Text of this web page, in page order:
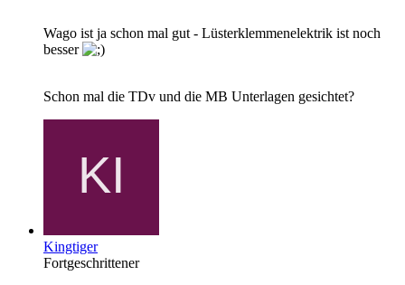
Wago ist ja schon mal gut - Lüsterklemmenelektrik ist noch
besser
Schon mal die TDv und die MB Unterlagen gesichtet?
Kingtiger
Fortgeschrittener